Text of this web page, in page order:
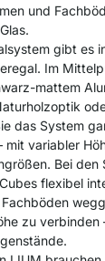
und
gibt es
Im
mattem
das System
mit variabler
Bei den
flexibel
zu